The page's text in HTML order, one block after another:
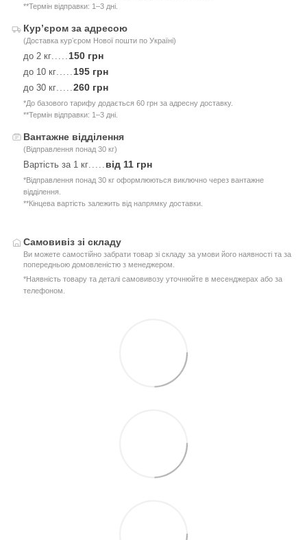
**Термін відправки: 1–3 дні.
Курʼєром за адресою
(Доставка курʼєром Нової пошти по Україні)
до 2 кг.....150 грн
до 10 кг.....195 грн
до 30 кг.....260 грн
*До базового тарифу додається 60 грн за адресну доставку.
**Термін відправки: 1–3 дні.
Вантажне відділення
(Відправлення понад 30 кг)
Вартість за 1 кг..... від 11 грн
*Відправлення понад 30 кг оформлюються виключно через вантажне
відділення.
**Кінцева вартість залежить від напрямку доставки.
Самовивіз зі складу
Ви можете самостійно забрати товар зі складу за умови його наявності та за
попередньою домовленістю з менеджером.
*Наявність товару та деталі самовивозу уточнюйте в месенджерах або за
телефоном.